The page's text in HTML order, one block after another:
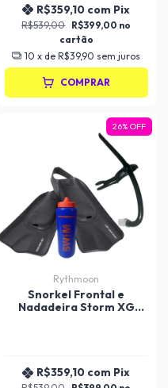
R$539,00 R$399,00
R$359,10 com Pix
10 x deR$39,90 sem juros
COMPRAR
26% OFF
Rythmoon
Snorkel Frontal e
Nadadeira Storm XG
R$359,10 com Pix